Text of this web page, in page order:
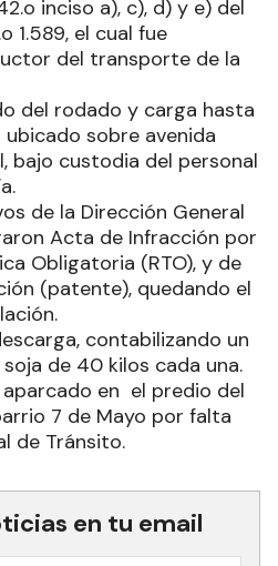
inciso a), c), d) y e) del
1.589, el cual fue
del transporte de la
del rodado y carga hasta
sobre avenida
bajo custodia del personal
de la Dirección General
Acta de Infracción por
Obligatoria (RTO), y de
(patente), quedando el
contabilizando un
de 40 kilos cada una.
en el predio del
7 de Mayo por falta
de Tránsito.
en tu email